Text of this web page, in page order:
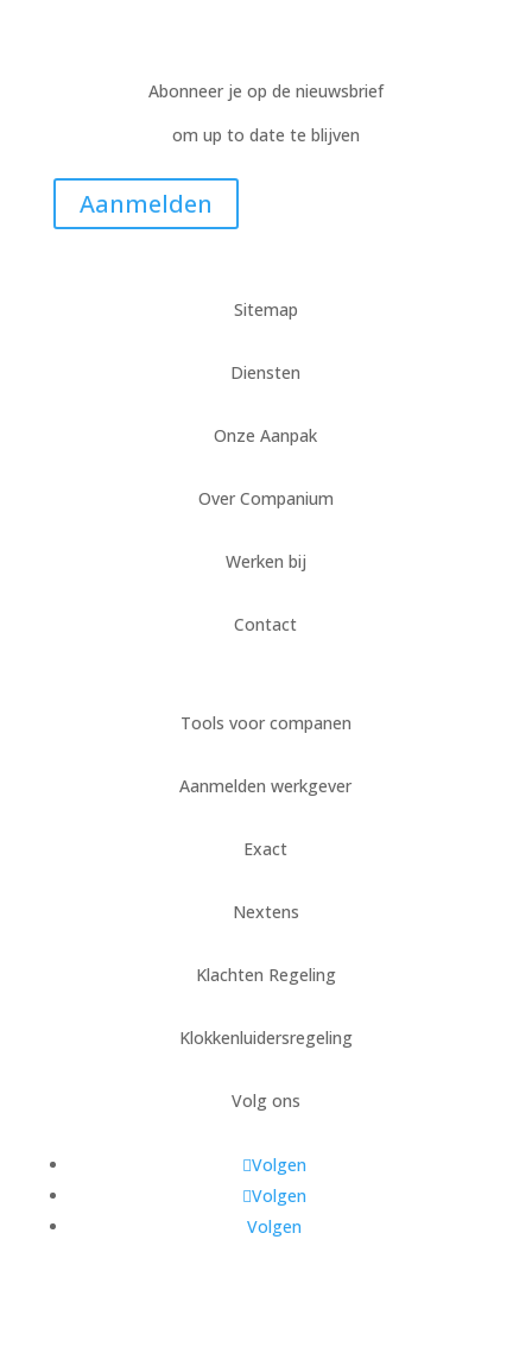
Abonneer je op de nieuwsbrief
om up to date te blijven
Aanmelden
Sitemap
Diensten
Onze Aanpak
Over Companium
Werken bij
Contact
Tools voor companen
Aanmelden werkgever
Exact
Nextens
Klachten Regeling
Klokkenluidersregeling
Volg ons
Volgen
Volgen
Volgen